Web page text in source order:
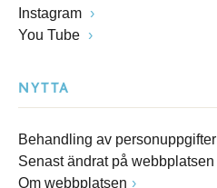
Instagram
You Tube
NYTTA
Behandling av personuppgifter
Senast ändrat på webbplatsen
Om webbplatsen